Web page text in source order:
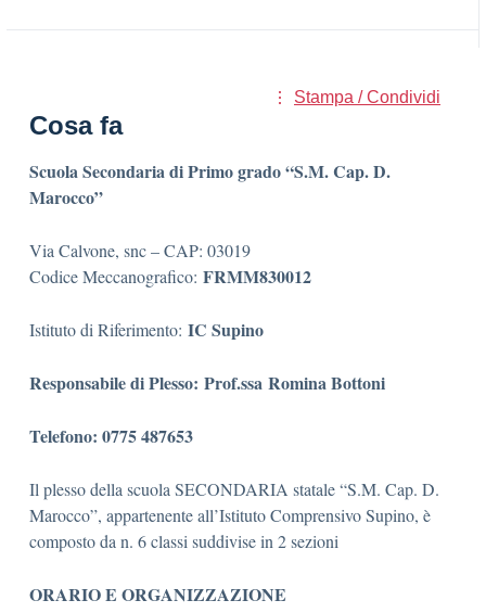
Stampa / Condividi
Cosa fa
Scuola Secondaria di Primo grado “S.M. Cap. D.
Marocco”
Via Calvone, snc – CAP: 03019
Codice Meccanografico: FRMM830012
Istituto di Riferimento: IC Supino
Responsabile di Plesso: Prof.ssa Romina Bottoni
Telefono: 0775 487653
Il plesso della scuola SECONDARIA statale “S.M. Cap. D.
Marocco”, appartenente all’Istituto Comprensivo Supino, è
composto da n. 6 classi suddivise in 2 sezioni
ORARIO E ORGANIZZAZIONE